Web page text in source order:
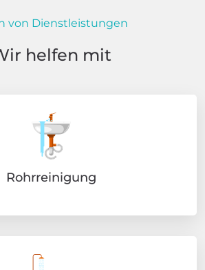
von Dienstleistungen
helfen mit
Rohrreinigung